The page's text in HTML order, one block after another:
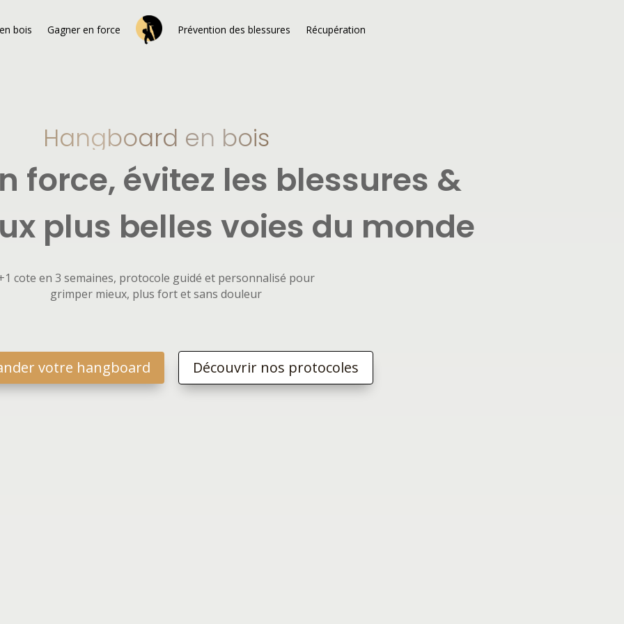
bois Gagner en force Prévention des blessures Récupération
Hangboard en bois
force, évitez les blessures &
plus belles voies du monde
cote en 3 semaines, protocole guidé et personnalisé pour
grimper mieux, plus fort et sans douleur
votre hangboard Découvrir nos protocoles